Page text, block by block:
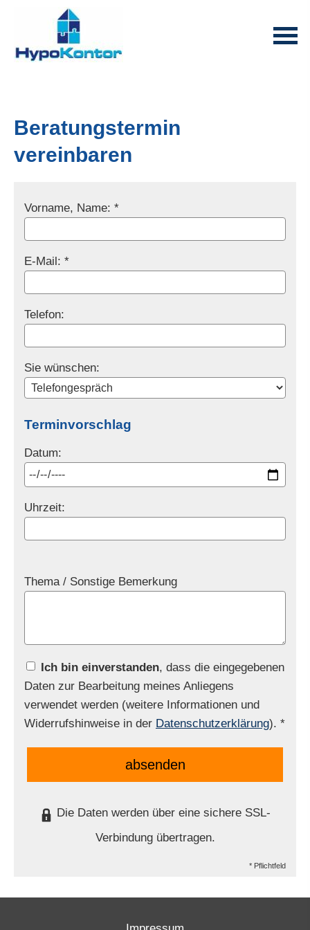
Beratungstermin
vereinbaren
Vorname, Name: *
E-Mail: *
Telefon:
Sie wünschen:
Terminvorschlag
Datum:
Uhrzeit:
Thema / Sonstige Bemerkung
Ich bin einverstanden, dass die eingegebenen
Daten zur Bearbeitung meines Anliegens
verwendet werden (weitere Informationen und
Widerrufshinweise in der Datenschutzerklärung). *
absenden
Die Daten werden über eine sichere SSL-
Verbindung übertragen.
* Pflichtfeld